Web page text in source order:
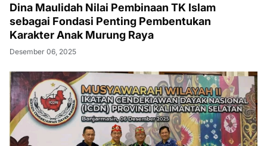
Dina Maulidah Nilai Pembinaan TK Islam
sebagai Fondasi Penting Pembentukan
Karakter Anak Murung Raya
Desember 06, 2025